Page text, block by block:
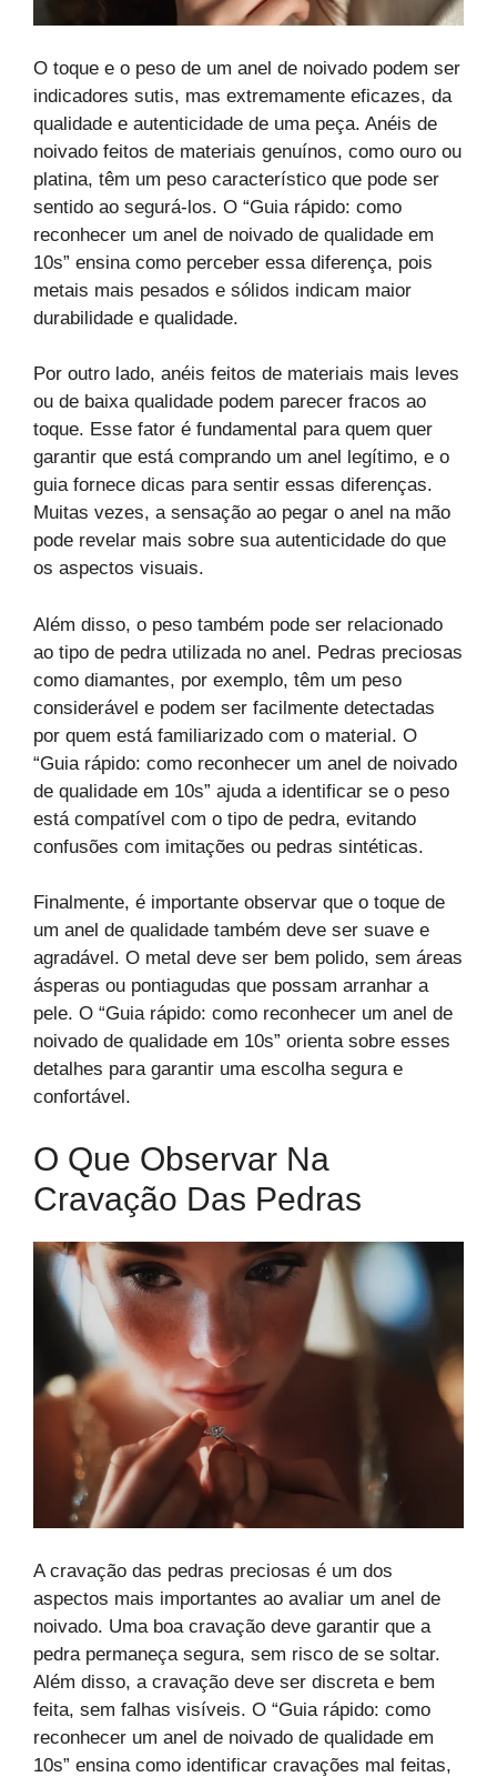
O toque e o peso de um anel de noivado podem ser
indicadores sutis, mas extremamente eficazes, da
qualidade e autenticidade de uma peça. Anéis de
noivado feitos de materiais genuínos, como ouro ou
platina, têm um peso característico que pode ser
sentido ao segurá-los. O “Guia rápido: como
reconhecer um anel de noivado de qualidade em
10s” ensina como perceber essa diferença, pois
metais mais pesados e sólidos indicam maior
durabilidade e qualidade.
Por outro lado, anéis feitos de materiais mais leves
ou de baixa qualidade podem parecer fracos ao
toque. Esse fator é fundamental para quem quer
garantir que está comprando um anel legítimo, e o
guia fornece dicas para sentir essas diferenças.
Muitas vezes, a sensação ao pegar o anel na mão
pode revelar mais sobre sua autenticidade do que
os aspectos visuais.
Além disso, o peso também pode ser relacionado
ao tipo de pedra utilizada no anel. Pedras preciosas
como diamantes, por exemplo, têm um peso
considerável e podem ser facilmente detectadas
por quem está familiarizado com o material. O
“Guia rápido: como reconhecer um anel de noivado
de qualidade em 10s” ajuda a identificar se o peso
está compatível com o tipo de pedra, evitando
confusões com imitações ou pedras sintéticas.
Finalmente, é importante observar que o toque de
um anel de qualidade também deve ser suave e
agradável. O metal deve ser bem polido, sem áreas
ásperas ou pontiagudas que possam arranhar a
pele. O “Guia rápido: como reconhecer um anel de
noivado de qualidade em 10s” orienta sobre esses
detalhes para garantir uma escolha segura e
confortável.
O Que Observar Na
Cravação Das Pedras
A cravação das pedras preciosas é um dos
aspectos mais importantes ao avaliar um anel de
noivado. Uma boa cravação deve garantir que a
pedra permaneça segura, sem risco de se soltar.
Além disso, a cravação deve ser discreta e bem
feita, sem falhas visíveis. O “Guia rápido: como
reconhecer um anel de noivado de qualidade em
10s” ensina como identificar cravações mal feitas,